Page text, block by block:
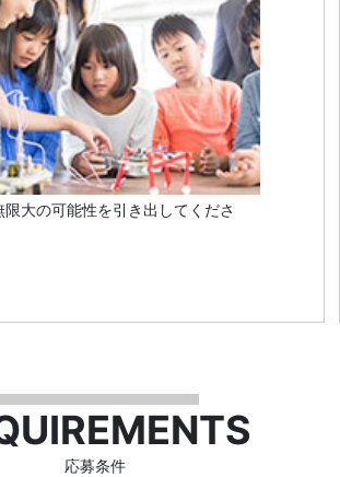
限大の可能性を引き出してくださ
応募条件